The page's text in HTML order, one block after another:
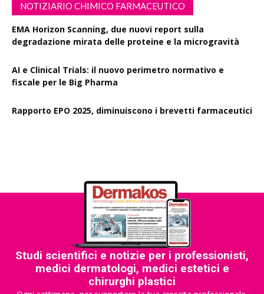
NOTIZIARIO CHIMICO FARMACEUTICO
EMA Horizon Scanning, due nuovi report sulla
degradazione mirata delle proteine e la microgravità
AI e Clinical Trials: il nuovo perimetro normativo e
fiscale per le Big Pharma
Rapporto EPO 2025, diminuiscono i brevetti farmaceutici
Studi scientifici e notizie per i professionisti,
medici dermatologi, medici estetici e
chirurghi plastici